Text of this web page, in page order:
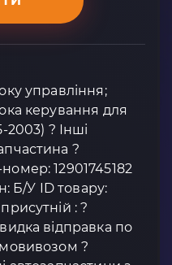
управління;
керування для
2003) ? Інші
?
12901745182
Б/У ID товару:
: ?
відправка по
?